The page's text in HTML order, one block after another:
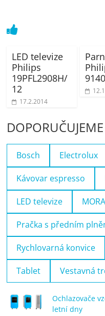
LED televize
Philips
19PFL2908H/
12
17.2.2014
DOPORUČUJEME
Bosch Electrolux
Kávovar espresso
LED televize MORA
Pračka s předním
Rychlovarná konvice
Tablet Vestavná
Ochlazovače
letní dny